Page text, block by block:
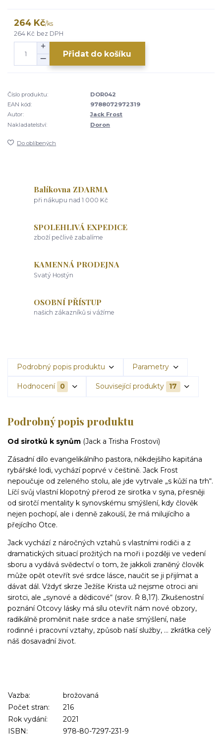
264 Kč/ks
264 Kč bez DPH
Přidat do košíku
Číslo produktu:
DOR042
EAN kód:
9788072972319
Autor:
Jack Frost
Nakladatelství:
Doron
Do oblíbených
Balíkovna ZDARMA
při nákupu nad 1 000 Kč
SPOLEHLIVÁ EXPEDICE
zboží pečlivě zabalíme
KAMENNÁ PRODEJNA
Svatý Hostýn
OSOBNÍ PŘÍSTUP
našich zákazníků si vážíme
Podrobný popis produktu Parametry
Hodnocení 0 Související produkty 17
Podrobný popis produktu
Od sirotků k synům (Jack a Trisha Frostovi)
Zásadní dílo evangelikálního pastora, někdejšího kapitána
rybářské lodi, vychází poprvé v češtině. Jack Frost
nepoučuje od zeleného stolu, ale jde vytrvale „s kůží na trh“.
Líčí svůj vlastní klopotný přerod ze sirotka v syna, přesněji
od sirotčí mentality k synovskému smýšlení, kdy člověk
nejen pochopí, ale i denně zakouší, že má milujícího a
přejícího Otce.
Jack vychází z náročných vztahů s vlastními rodiči a z
dramatických situací prožitých na moři i později ve vedení
sboru a vydává svědectví o tom, že jakkoli zraněný člověk
může opět otevřít své srdce lásce, naučit se ji přijímat a
dávat dál. Vždyť skrze Ježíše Krista už nejsme otroci ani
sirotci, ale „synové a dědicové“ (srov. Ř 8,17). Zkušenostní
poznání Otcovy lásky má sílu otevřít nám nové obzory,
radikálně proměnit naše srdce a naše smýšlení, naše
rodinné i pracovní vztahy, způsob naší služby, … zkrátka celý
náš dosavadní život.
Vazba:
brožovaná
Počet stran:
216
Rok vydání:
2021
ISBN:
978-80-7297-231-9